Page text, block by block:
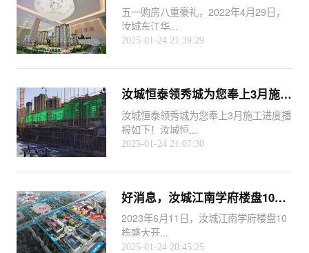
五一购房八重豪礼，2022年4月29日，
汝城东江华...
2025-01-24 21:39:29
汝城恒泰领秀城为您奉上3月施工进度播报如下
汝城恒泰领秀城为您奉上3月施工进度播
报如下！汝城恒...
2025-01-24 21:07:30
好消息，汝城江南学府楼盘10栋盛大开盘！
2023年6月11日，汝城江南学府楼盘10
栋盛大开...
2025-01-24 20:45:25